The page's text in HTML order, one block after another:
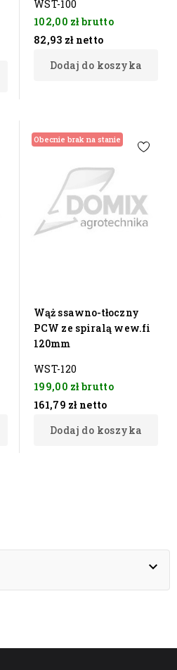
WST-100
102,00 złbrutto
82,93 zł netto
Dodaj do koszyka
Obecnie brak na stanie
Wąż ssawno-tłoczny
PCW ze spiralą wew.fi
120mm
WST-120
199,00 złbrutto
161,79 zł netto
Dodaj do koszyka
